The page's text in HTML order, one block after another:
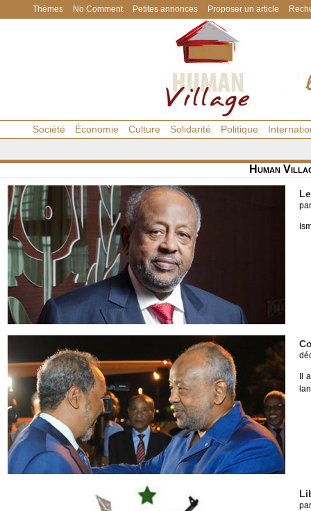
Thèmes No Comment Petites annonces Proposer un article
Société Économie Culture Solidarité Politique
Human
Il